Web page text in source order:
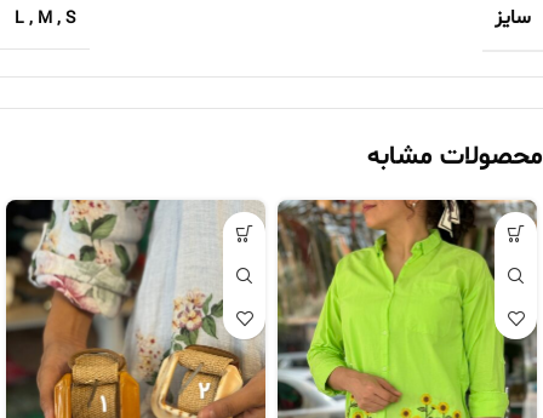
سایز
L , M , S
محصولات مشابه